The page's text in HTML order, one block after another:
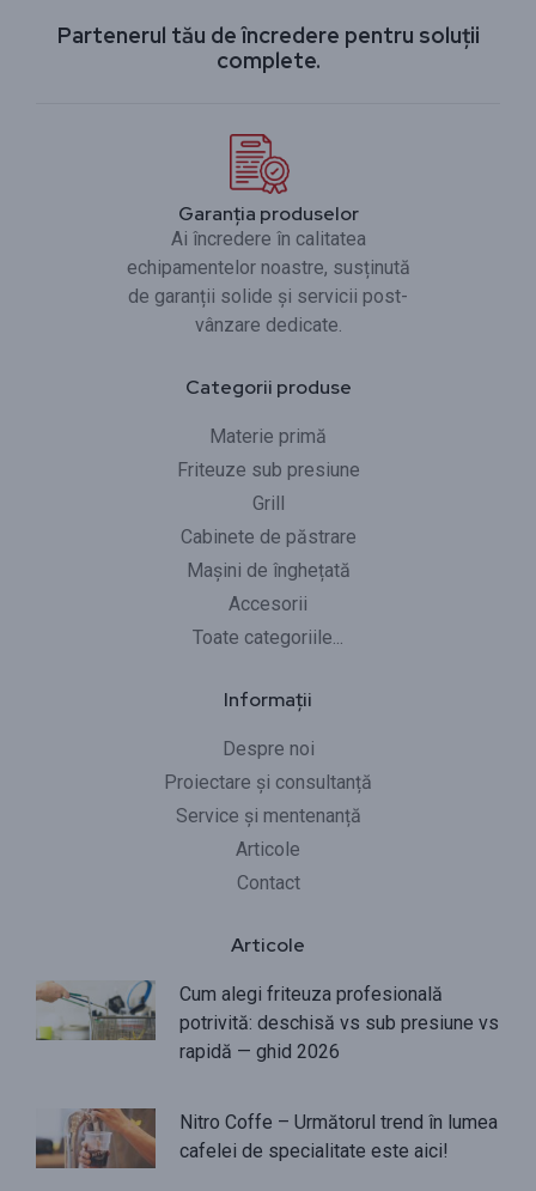
Partenerul tău de încredere pentru soluții
complete.
Garanția produselor
Ai încredere în calitatea
echipamentelor noastre, susținută
de garanții solide și servicii post-
vânzare dedicate.
Categorii produse
Materie primă
Friteuze sub presiune
Grill
Cabinete de păstrare
Mașini de înghețată
Accesorii
Toate categoriile...
Informații
Despre noi
Proiectare și consultanță
Service și mentenanță
Articole
Contact
Articole
Cum alegi friteuza profesională
potrivită: deschisă vs sub presiune vs
rapidă — ghid 2026
Nitro Coffe – Următorul trend în lumea
cafelei de specialitate este aici!